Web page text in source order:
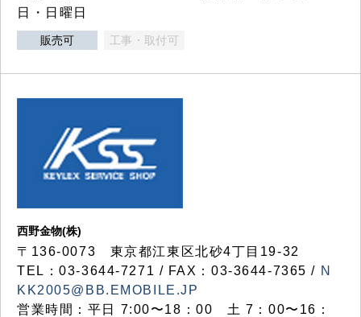
日・日曜日
販売可 工事・取付可
西野金物(株)
〒136-0073 東京都江東区北砂4丁目19-32
TEL：03‐3644‐7271 / FAX：03-3644-7365 / N
KK2005@BB.EMOBILE.JP
営業時間：平日 7:00〜18：00 土 7：00〜16：